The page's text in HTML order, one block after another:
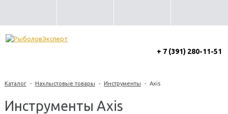
+ 7 (391) 280-11-51
Каталог - Нахлыстовые товары - Инструменты - Axis
Инструменты Axis